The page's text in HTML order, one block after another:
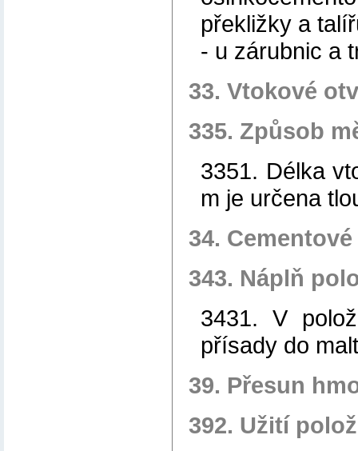
překližky a
- u zárubnic a
33. Vtokové
335. Způsob
3351. Délka
m je určena
34.
343. Náplň
3431. V
přísady do
39. Přesun
392. Užití